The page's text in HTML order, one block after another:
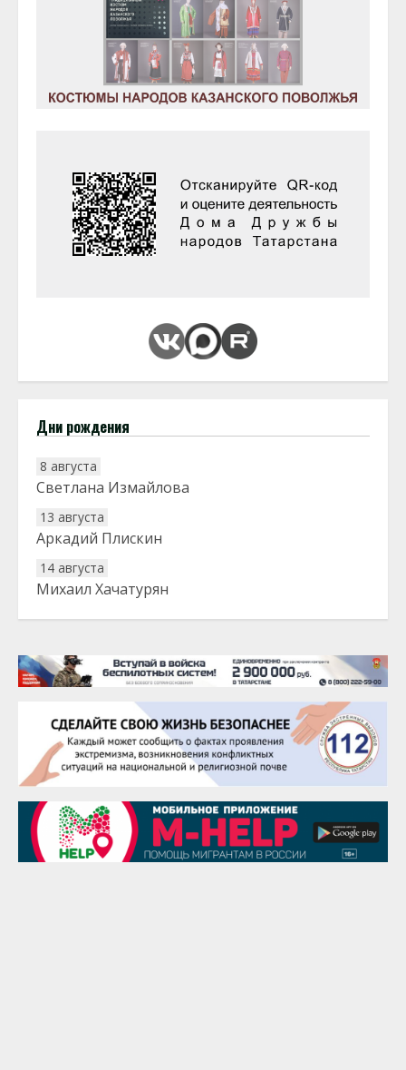
Дни рождения
8 августа
Светлана Измайлова
13 августа
Аркадий Плискин
14 августа
Михаил Хачатурян
20 августа
22 августа
Евгений Ефимов
25 августа
Сэсэгма Бубеева
28 августа
Чингиз Мустафаев
29 августа
Надежда Рослова